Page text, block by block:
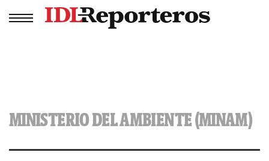
MINISTERIO DEL AMBIENTE (MINAM)